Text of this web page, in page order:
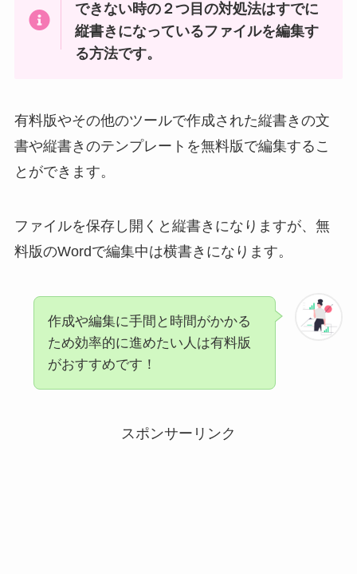
できない時の２つ目の対処法はすでに
縦書きになっているファイルを編集す
る方法です。
有料版やその他のツールで作成された縦書きの文
書や縦書きのテンプレートを無料版で編集するこ
とができます。
ファイルを保存し開くと縦書きになりますが、無
料版のWordで編集中は横書きになります。
作成や編集に手間と時間がかかる
ため効率的に進めたい人は有料版
がおすすめです！
スポンサーリンク